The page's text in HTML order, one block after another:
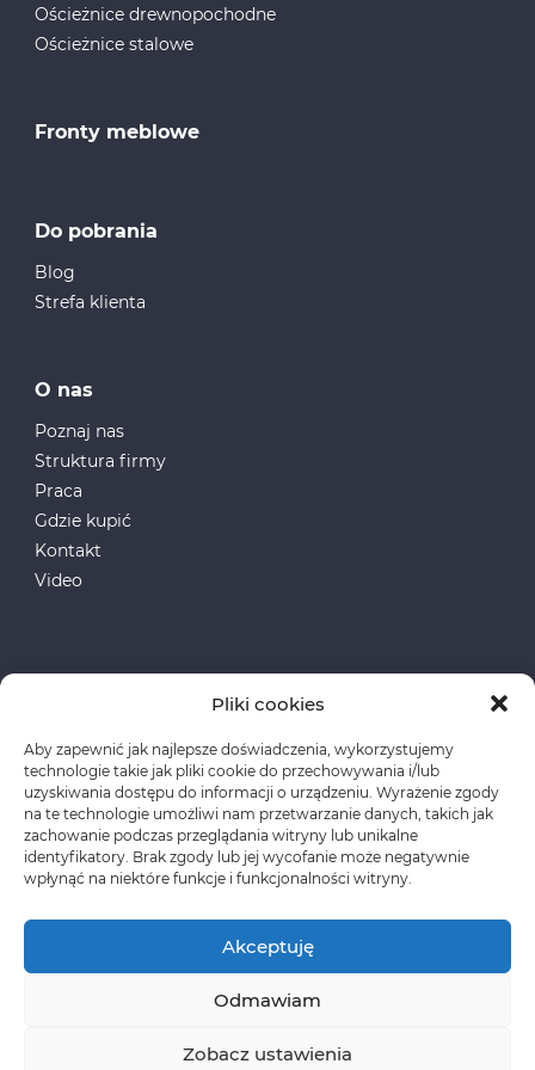
Pliki cookies
Aby zapewnić jak najlepsze doświadczenia, wykorzystujemy
technologie takie jak pliki cookie do przechowywania i/lub
uzyskiwania dostępu do informacji o urządzeniu. Wyrażenie zgody
na te technologie umożliwi nam przetwarzanie danych, takich jak
zachowanie podczas przeglądania witryny lub unikalne
identyfikatory. Brak zgody lub jej wycofanie może negatywnie
wpłynąć na niektóre funkcje i funkcjonalności witryny.
Akceptuję
Odmawiam
Zobacz ustawienia
Ościeżnice drewnopochodne
Ościeżnice stalowe
Fronty meblowe
Do pobrania
Blog
Strefa klienta
O nas
Poznaj nas
Struktura firmy
Praca
Gdzie kupić
Kontakt
Video
Fundusze Europejskie
Polityka prywatności
Copyright © CLASSEN Korzystanie z materiałów